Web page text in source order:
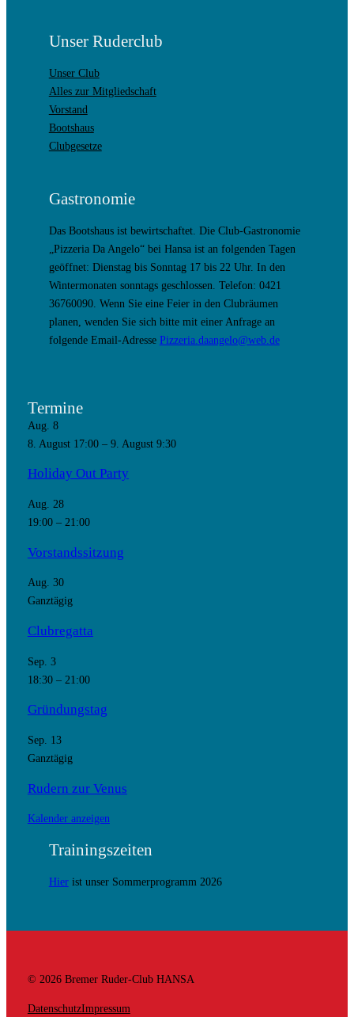
Unser Ruderclub
Unser Club
Alles zur Mitgliedschaft
Vorstand
Bootshaus
Clubgesetze
Gastronomie
Das Bootshaus ist bewirtschaftet. Die Club-Gastronomie
„Pizzeria Da Angelo“ bei Hansa ist an folgenden Tagen
geöffnet: Dienstag bis Sonntag 17 bis 22 Uhr. In den
Wintermonaten sonntags geschlossen. Telefon: 0421
36760090. Wenn Sie eine Feier in den Clubräumen
planen, wenden Sie sich bitte mit einer Anfrage an
folgende Email-Adresse Pizzeria.daangelo@web.de
Termine
Aug. 8
8. August 17:00– 9. August 9:30
Holiday Out Party
Aug. 28
19:00– 21:00
Vorstandssitzung
Aug. 30
Ganztägig
Clubregatta
Sep. 3
18:30– 21:00
Gründungstag
Sep. 13
Ganztägig
Rudern zur Venus
Kalender anzeigen
Trainingszeiten
Hierist unser Sommerprogramm 2026
© 2026 Bremer Ruder-Club HANSA
DatenschutzImpressum